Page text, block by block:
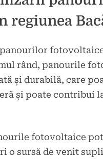
regiunea
fotovoltaice
rând, panourile
și durabilă, care
și poate contribui
fotovoltaice
o sursă de venit